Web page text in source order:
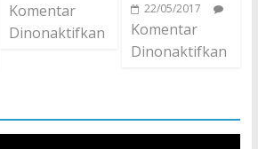
Komentar
Dinonaktifkan
22/05/2017
Komentar
Dinonaktifkan